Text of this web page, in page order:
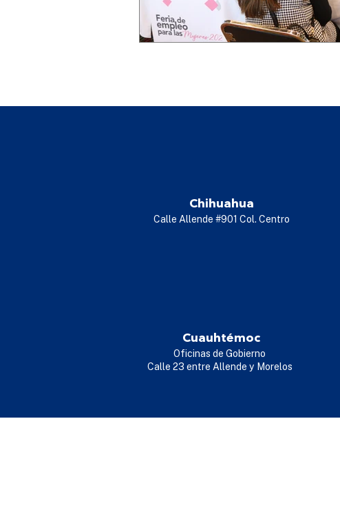
Chihuahua
Calle Allende #901 Col. Centro
Cuauhtémoc
Oficinas de Gobierno
Calle 23 entre Allende y Morelos